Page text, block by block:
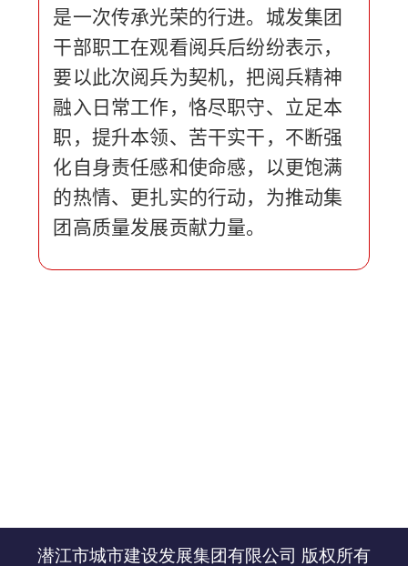
是一次传承光荣的行进。城发集团
干部职工在观看阅兵后纷纷表示，
要以此次阅兵为契机，把阅兵精神
融入日常工作，恪尽职守、立足本
职，提升本领、苦干实干，不断强
化自身责任感和使命感，以更饱满
的热情、更扎实的行动，为推动集
团高质量发展贡献力量。
潜江市城市建设发展集团有限公司 版权所有